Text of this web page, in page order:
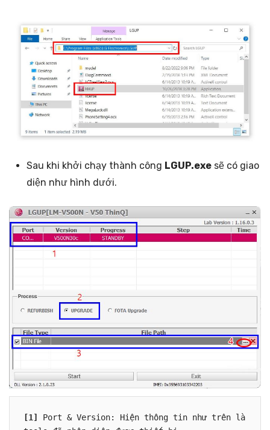
Sau khi khởi chạy thành công LGUP.exesẽ có giao
diện như hình dưới.
[1]
Port & Version: Hiện thông tin như trên là